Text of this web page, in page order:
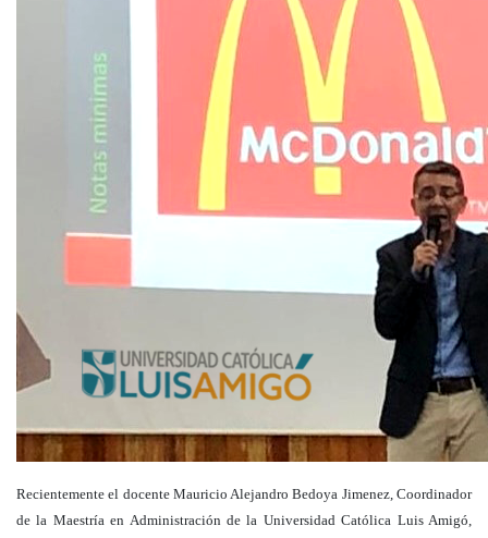
Recientemente el docente Mauricio Alejandro Bedoya Jimenez, Coordinador
de la Maestría en Administración de la Universidad Católica Luis Amigó,